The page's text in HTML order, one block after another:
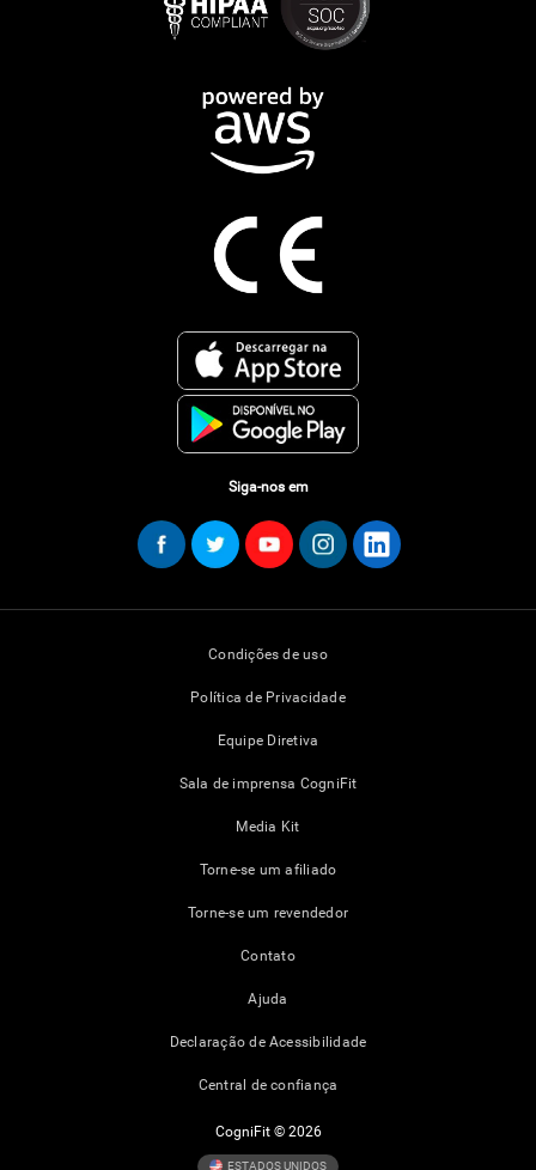
Siga-nos em
Condições de uso
Política de Privacidade
Equipe Diretiva
Sala de imprensa CogniFit
Media Kit
Torne-se um afiliado
Torne-se um revendedor
Contato
Ajuda
Declaração de Acessibilidade
Central de confiança
CogniFit © 2026
ESTADOS UNIDOS